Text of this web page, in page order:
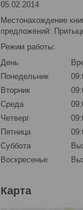
05.02.2014
Местонахождение
предложений:
Режим работы:
День
Понедельник
Вторник
Среда
Четверг
Пятница
Суббота
Воскресенье
Карта